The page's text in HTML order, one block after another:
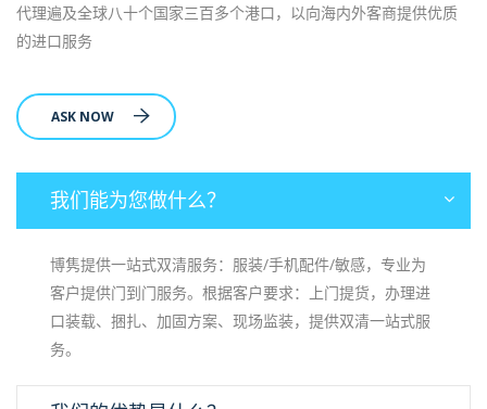
代理遍及全球八十个国家三百多个港口，以向海内外客商提供优质
的进口服务
ASK NOW
我们能为您做什么？
博隽提供一站式双清服务：服装/手机配件/敏感，专业为
客户提供门到门服务。根据客户要求：上门提货，办理进
口装载、捆扎、加固方案、现场监装，提供双清一站式服
务。